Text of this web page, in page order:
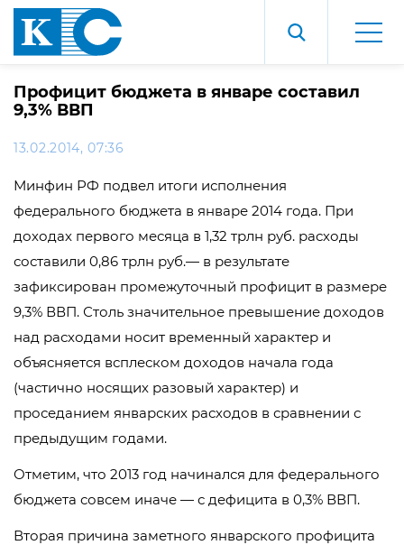
Профицит бюджета в январе составил
9,3% ВВП
13.02.2014, 07:36
Минфин РФ подвел итоги исполнения
федерального бюджета в январе 2014 года. При
доходах первого месяца в 1,32 трлн руб. расходы
составили 0,86 трлн руб.— в результате
зафиксирован промежуточный профицит в размере
9,3% ВВП. Столь значительное превышение доходов
над расходами носит временный характер и
объясняется всплеском доходов начала года
(частично носящих разовый характер) и
проседанием январских расходов в сравнении с
предыдущим годами.
Отметим, что 2013 год начинался для федерального
бюджета совсем иначе — с дефицита в 0,3% ВВП.
Вторая причина заметного январского профицита